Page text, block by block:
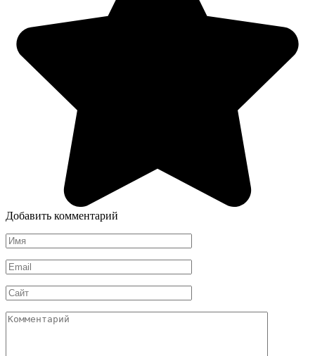
Добавить комментарий
Имя
*
Email
*
Сайт
Комментарий